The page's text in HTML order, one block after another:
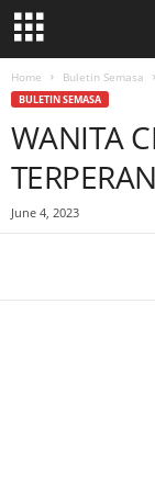
Home Buletin Semasa
BULETIN SEMASA
WANITA
June 4, 2023